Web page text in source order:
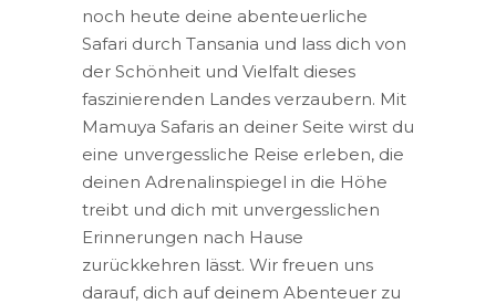
noch heute deine abenteuerliche
Safari durch Tansania und lass dich von
der Schönheit und Vielfalt dieses
faszinierenden Landes verzaubern. Mit
Mamuya Safaris an deiner Seite wirst du
eine unvergessliche Reise erleben, die
deinen Adrenalinspiegel in die Höhe
treibt und dich mit unvergesslichen
Erinnerungen nach Hause
zurückkehren lässt. Wir freuen uns
darauf, dich auf deinem Abenteuer zu